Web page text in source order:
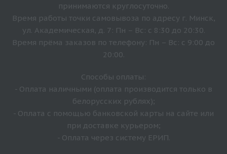
принимаются круглосуточно.
Время работы точки самовывоза по адресу г. Минск,
ул. Академическая, д. 7: Пн – Вс: с 8:30 до 20:30.
Время прёма заказов по телефону: Пн – Вс: с 9:00 до
20:00.
Способы оплаты:
- Оплата наличными (оплата производится только в
белорусских рублях);
- Оплата с помощью банковской карты на сайте или
при доставке курьером;
- Оплата через систему ЕРИП.